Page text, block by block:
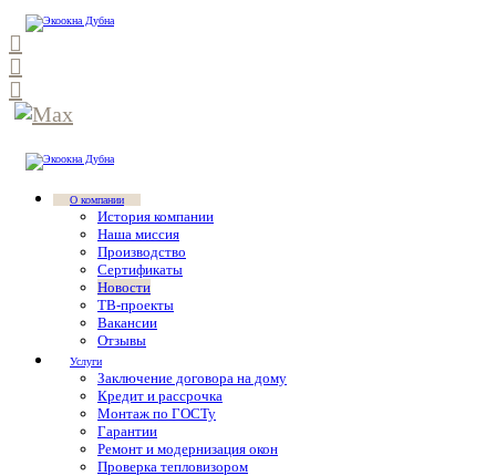
О компании
История компании
Наша миссия
Производство
Сертификаты
Новости
ТВ-проекты
Вакансии
Отзывы
Услуги
Заключение договора на дому
Кредит и рассрочка
Монтаж по ГОСТу
Гарантии
Ремонт и модернизация окон
Проверка тепловизором